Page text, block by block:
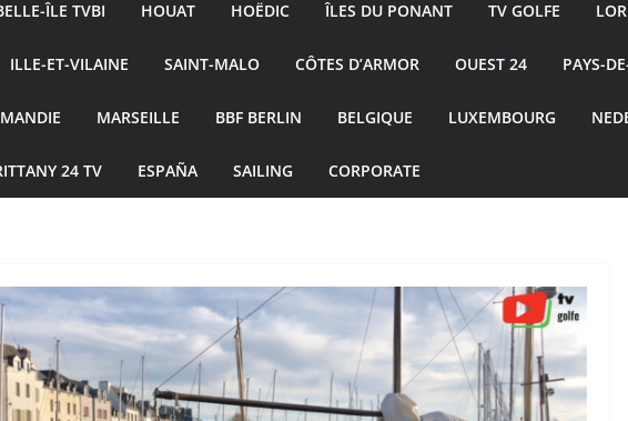
ÎLE TVBI HOUAT HOËDIC ÎLES DU PONANT TV GOLFE
ILLE-ET-VILAINE SAINT-MALO CÔTES D’ARMOR OUEST 24 PAYS-
MARSEILLE BBF BERLIN BELGIQUE LUXEMBOURG
24 TV ESPAÑA SAILING CORPORATE
TV MORBIHAN TOURISME
| Un Si
au Soleil
Île de Hoëdic | Le
Paradis Secret sans
Voiture